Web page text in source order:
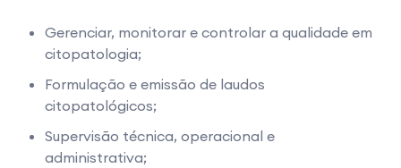
Gerenciar, monitorar e controlar a qualidade em
citopatologia;
Formulação e emissão de laudos
citopatológicos;
Supervisão técnica, operacional e
administrativa;